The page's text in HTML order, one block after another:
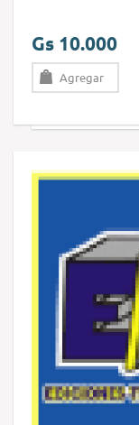
Gs 10.000
Agregar